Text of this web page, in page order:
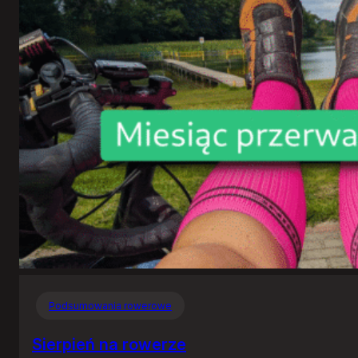
Podsumowania rowerowe
Sierpień na rowerze